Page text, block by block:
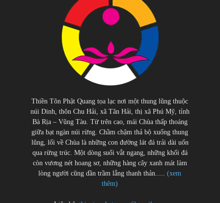
Thiền Tôn Phật Quang tọa lạc nơi một thung lũng thuộc
núi Dinh, thôn Chu Hải, xã Tân Hải, thị xã Phú Mỹ, tỉnh
Bà Rịa – Vũng Tàu. Từ trên cao, mái Chùa thấp thoáng
giữa bạt ngàn núi rừng. Chầm chậm thả bộ xuống thung
lũng, lối về Chùa là những con đường lát đá trải dài uốn
qua rừng trúc. Một dòng suối vắt ngang, những khối đá
còn vương nét hoang sơ, những hàng cây xanh mát làm
lòng người cũng dần trầm lắng thanh thản.....(xem
thêm)